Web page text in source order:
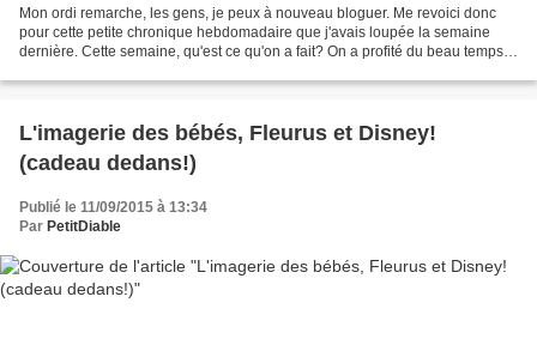
Mon ordi remarche, les gens, je peux à nouveau bloguer. Me revoici donc
pour cette petite chronique hebdomadaire que j'avais loupée la semaine
dernière. Cette semaine, qu'est ce qu'on a fait? On a profité du beau temps
L'imagerie des bébés, Fleurus et Disney!
(cadeau dedans!)
Publié le 11/09/2015 à 13:34
Par PetitDiable